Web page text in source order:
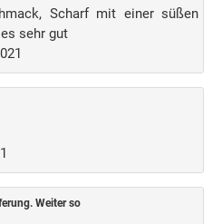
Scharf mit einer süßen
sehr gut
Weiter so